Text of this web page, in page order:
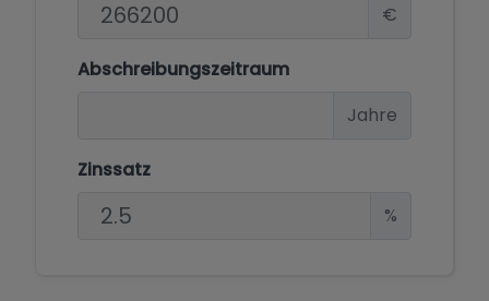
€
Abschreibungszeitraum
Jahre
Zinssatz
%